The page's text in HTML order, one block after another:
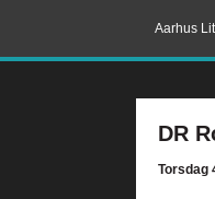
Aarhus
DR
Torsdag